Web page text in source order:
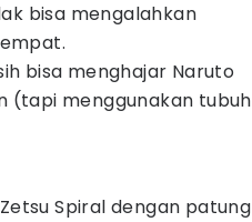
bisa mengalahkan
bisa menghajar Naruto
(tapi menggunakan tubuh
Spiral dengan patung